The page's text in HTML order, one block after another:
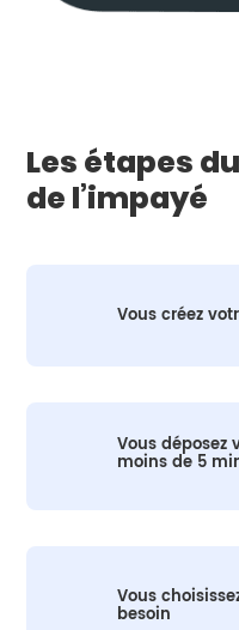
Les étapes
de l’impayé
Vous créez
Vous déposez
moins de 5
Vous
besoin